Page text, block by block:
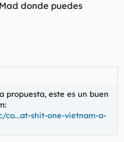
donde puedes
propuesta, este es un buen
co...at-shit-one-vietnam-a-